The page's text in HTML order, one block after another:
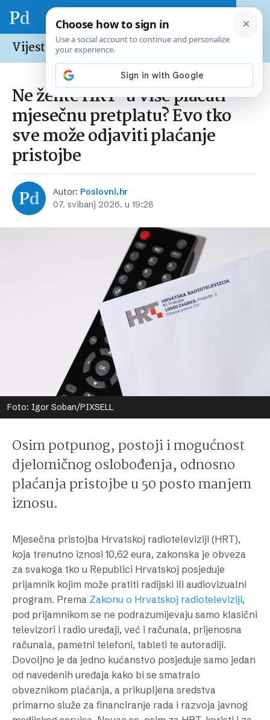
Vijesti /Hrvatska
Ne želite HRT-u više plaćati
mjesečnu pretplatu? Evo tko
sve može odjaviti plaćanje
pristojbe
Autor: Poslovni.hr
07. svibanj 2026. u 19:28
Foto: Igor Soban/PIXSELL
Osim potpunog, postoji i mogućnost
djelomičnog oslobođenja, odnosno
plaćanja pristojbe u 50 posto manjem
iznosu.
Mjesečna pristojba Hrvatskoj radioteleviziji (HRT),
koja trenutno iznosi 10,62 eura, zakonska je obveza
za svakoga tko u Republici Hrvatskoj posjeduje
prijamnik kojim može pratiti radijski ili audiovizualni
program. Prema Zakonu o Hrvatskoj radioteleviziji,
pod prijamnikom se ne podrazumijevaju samo klasični
televizori i radio uređaji, već i računala, prijenosna
računala, pametni telefoni, tableti te autoradiji.
Dovoljno je da jedno kućanstvo posjeduje samo jedan
od navedenih uređaja kako bi se smatralo
obveznikom plaćanja, a prikupljena sredstva
primarno služe za financiranje rada i razvoja javnog